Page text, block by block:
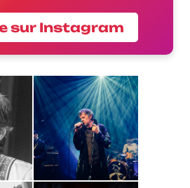
sur Instagram